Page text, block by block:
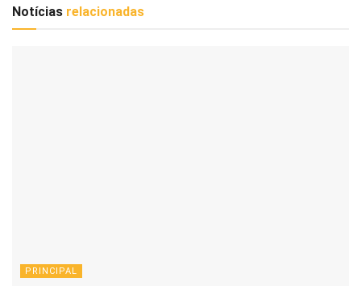
Notícias relacionadas
PRINCIPAL